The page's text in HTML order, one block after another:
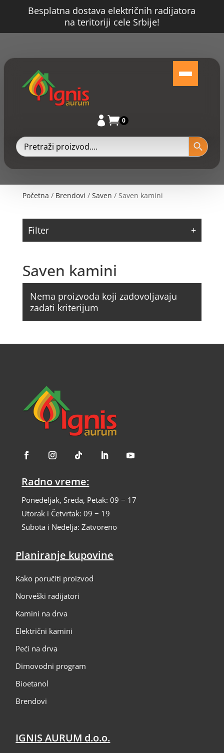
Besplatna dostava električnih radijatora
na teritoriji cele Srbije!
  0
Početna / Brendovi / Saven / Saven kamini
Saven kamini
Nema proizvoda koji zadovoljavaju
zadati kriterijum
Filter
Radno vreme:
Ponedeljak, Sreda, Petak: 09 − 17
Utorak i Četvrtak: 09 − 19
Subota i Nedelja: Zatvoreno
Planiranje kupovine
Kako poručiti proizvod
Norveški radijatori
Kamini na drva
Električni kamini
Peći na drva
Dimovodni program
Bioetanol
Brendovi
IGNIS AURUM d.o.o.